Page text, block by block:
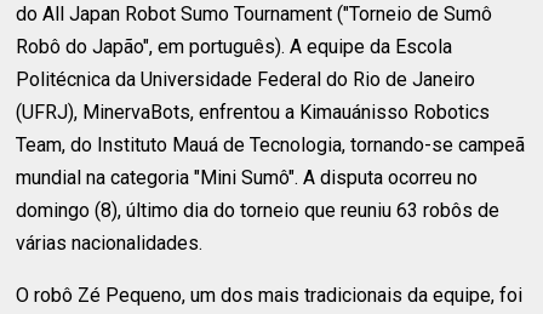
do All Japan Robot Sumo Tournament ("Torneio de Sumô
Robô do Japão", em português). A equipe da Escola
Politécnica da Universidade Federal do Rio de Janeiro
(UFRJ), MinervaBots, enfrentou a Kimauánisso Robotics
Team, do Instituto Mauá de Tecnologia, tornando-se campeã
mundial na categoria "Mini Sumô". A disputa ocorreu no
domingo (8), último dia do torneio que reuniu 63 robôs de
várias nacionalidades.
O robô Zé Pequeno, um dos mais tradicionais da equipe, foi